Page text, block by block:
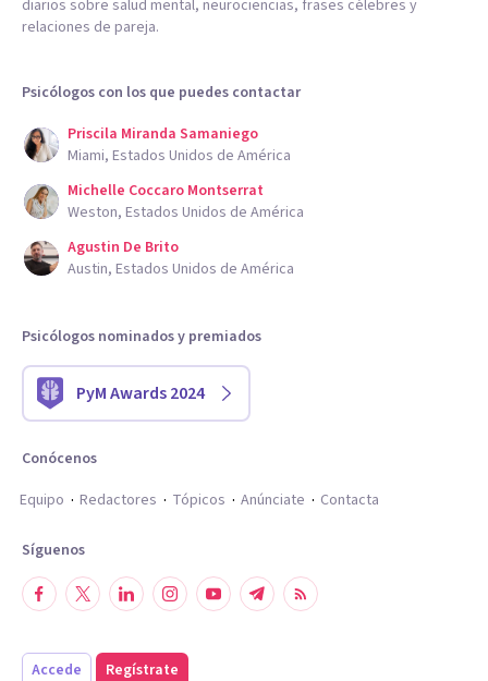
diarios sobre salud mental, neurociencias, frases célebres y
relaciones de pareja.
Psicólogos con los que puedes contactar
Priscila Miranda Samaniego
Miami, Estados Unidos de América
Michelle Coccaro Montserrat
Weston, Estados Unidos de América
Agustin De Brito
Austin, Estados Unidos de América
Psicólogos nominados y premiados
PyM Awards 2024
Conócenos
Equipo
Redactores Tópicos Anúnciate Contacta
Síguenos
Accede Regístrate